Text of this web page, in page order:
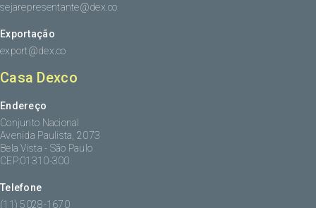
sejarepresentante@dex.co
Exportação
export@dex.co
Casa Dexco
Endereço
Conjunto Nacional
Avenida Paulista, 2073
Bela Vista - São Paulo
CEP:01310-300
Telefone
(11) 5028-1670